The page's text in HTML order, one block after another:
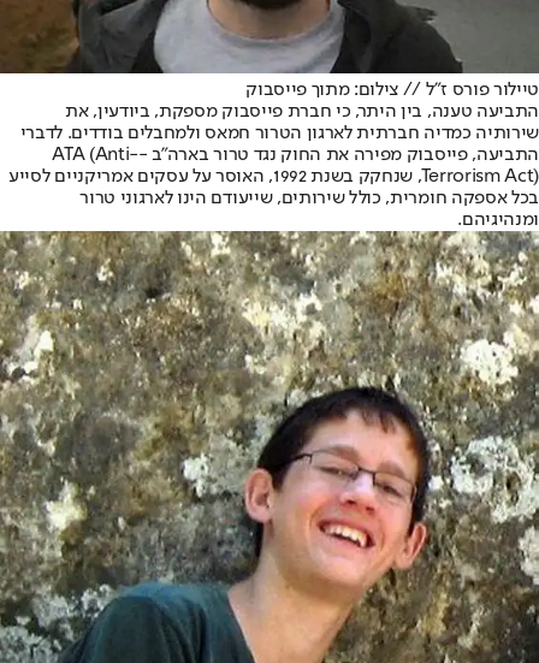
טיילור פורס ז"ל // צילום: מתוך פייסבוק
התביעה טענה, בין היתר, כי חברת פייסבוק מספקת, ביודעין, את
שירותיה כמדיה חברתית לארגון הטרור חמאס ולמחבלים בודדים. לדברי
התביעה, פייסבוק מפירה את החוק נגד טרור בארה"ב -ATA (Anti-
Terrorism Act), שנחקק בשנת 1992, האוסר על עסקים אמריקניים לסייע
בכל אספקה חומרית, כולל שירותים, שייעודם הינו לארגוני טרור
ומנהיגיהם.